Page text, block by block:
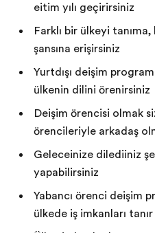
eğitim yılı geçirirsiniz
Farklı bir ülkeyi
şansına erişirsiniz
Yurtdışı değişim
ülkenin dilini öğrenirsiniz
Değişim öğrencisi olmak
öğrencileriyle arkadaş
Geleceğinize dilediğiniz
yapabilirsiniz
Yabancı öğrenci değişim
ülkede iş imkanları tanır